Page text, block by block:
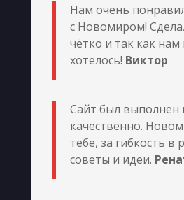
Нам очень
с Новомиром!
чётко и так как нам
хотелось! Виктор
Сайт был выполнен
качественно.
тебе, за гибкость в
советы и идеи.